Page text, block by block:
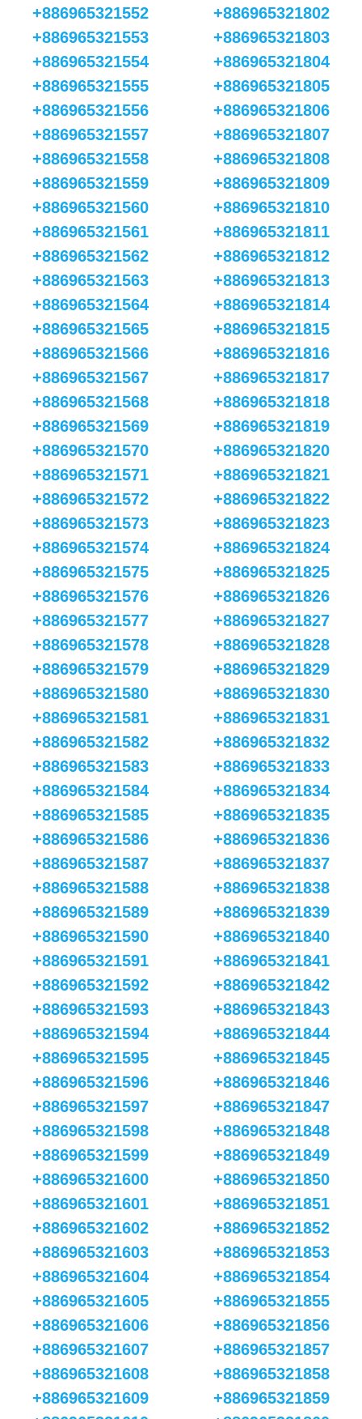
+886965321552
+886965321553
+886965321554
+886965321555
+886965321556
+886965321557
+886965321558
+886965321559
+886965321560
+886965321561
+886965321562
+886965321563
+886965321564
+886965321565
+886965321566
+886965321567
+886965321568
+886965321569
+886965321570
+886965321571
+886965321572
+886965321573
+886965321574
+886965321575
+886965321576
+886965321577
+886965321578
+886965321579
+886965321580
+886965321581
+886965321582
+886965321583
+886965321584
+886965321585
+886965321586
+886965321587
+886965321588
+886965321589
+886965321590
+886965321591
+886965321592
+886965321593
+886965321594
+886965321595
+886965321596
+886965321597
+886965321598
+886965321599
+886965321600
+886965321601
+886965321602
+886965321603
+886965321604
+886965321605
+886965321606
+886965321607
+886965321608
+886965321609
+886965321802
+886965321803
+886965321804
+886965321805
+886965321806
+886965321807
+886965321808
+886965321809
+886965321810
+886965321811
+886965321812
+886965321813
+886965321814
+886965321815
+886965321816
+886965321817
+886965321818
+886965321819
+886965321820
+886965321821
+886965321822
+886965321823
+886965321824
+886965321825
+886965321826
+886965321827
+886965321828
+886965321829
+886965321830
+886965321831
+886965321832
+886965321833
+886965321834
+886965321835
+886965321836
+886965321837
+886965321838
+886965321839
+886965321840
+886965321841
+886965321842
+886965321843
+886965321844
+886965321845
+886965321846
+886965321847
+886965321848
+886965321849
+886965321850
+886965321851
+886965321852
+886965321853
+886965321854
+886965321855
+886965321856
+886965321857
+886965321858
+886965321859